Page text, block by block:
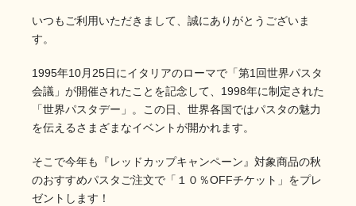
いつもご利用いただきまして、誠にありがとうございま
す。
1995年10月25日にイタリアのローマで「第1回世界パスタ
会議」が開催されたことを記念して、1998年に制定された
「世界パスタデー」。この日、世界各国ではパスタの魅力
を伝えるさまざまなイベントが開かれます。
そこで今年も『レッドカップキャンペーン』対象商品の秋
のおすすめパスタご注文で「１０％OFFチケット」をプレ
ゼントします！